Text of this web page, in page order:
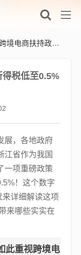
政策，企业所得税低至0.5%中小卖家迎来黄金时代
税低至0.5%
展，各地政府
江省作为我国
一项重磅政策
！这个数字
详细解读这项
来哪些实实在
此重视跨境电